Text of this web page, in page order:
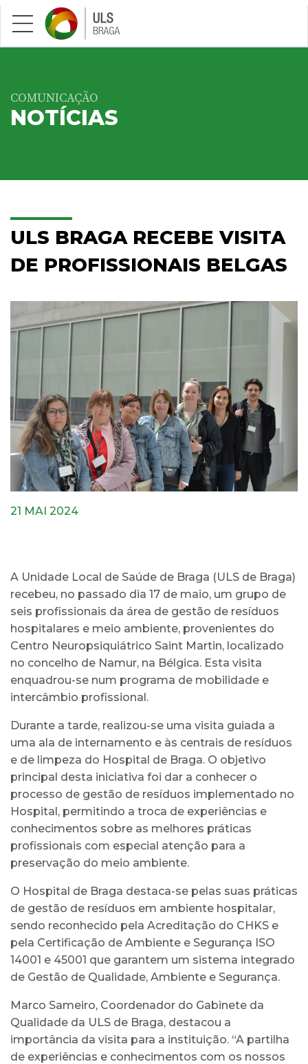
Saltar para conteúdo principal
COMUNICAÇÃO
NOTÍCIAS
ULS BRAGA RECEBE VISITA
DE PROFISSIONAIS BELGAS
21 MAI 2024
A Unidade Local de Saúde de Braga (ULS de Braga)
recebeu, no passado dia 17 de maio, um grupo de
seis profissionais da área de gestão de resíduos
hospitalares e meio ambiente, provenientes do
Centro Neuropsiquiátrico Saint Martin, localizado
no concelho de Namur, na Bélgica. Esta visita
enquadrou-se num programa de mobilidade e
intercâmbio profissional.
Durante a tarde, realizou-se uma visita guiada a
uma ala de internamento e às centrais de resíduos
e de limpeza do Hospital de Braga. O objetivo
principal desta iniciativa foi dar a conhecer o
processo de gestão de resíduos implementado no
Hospital, permitindo a troca de experiências e
conhecimentos sobre as melhores práticas
profissionais com especial atenção para a
preservação do meio ambiente.
O Hospital de Braga destaca-se pelas suas práticas
de gestão de resíduos em ambiente hospitalar,
sendo reconhecido pela Acreditação do CHKS e
pela Certificação de Ambiente e Segurança ISO
14001 e 45001 que garantem um sistema integrado
de Gestão de Qualidade, Ambiente e Segurança.
Marco Sameiro, Coordenador do Gabinete da
Qualidade da ULS de Braga, destacou a
importância da visita para a instituição. “A partilha
de experiências e conhecimentos com os nossos